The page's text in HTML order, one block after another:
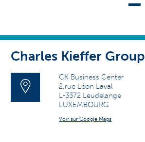
Charles Kieffer Group
CK Business Center
2,rue Léon Laval
L-3372 Leudelange
LUXEMBOURG
Voir sur Google Maps